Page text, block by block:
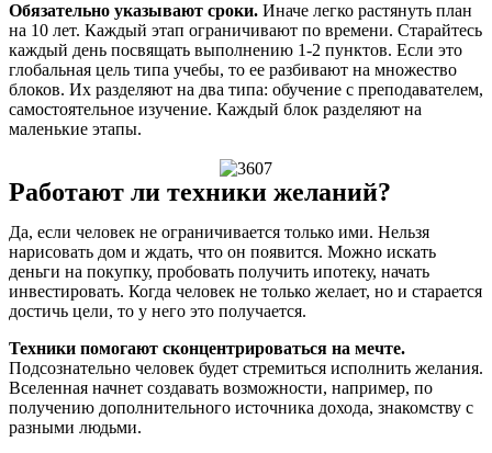
Обязательно указывают сроки. Иначе легко растянуть план
на 10 лет. Каждый этап ограничивают по времени. Старайтесь
каждый день посвящать выполнению 1-2 пунктов. Если это
глобальная цель типа учебы, то ее разбивают на множество
блоков. Их разделяют на два типа: обучение с преподавателем,
самостоятельное изучение. Каждый блок разделяют на
маленькие этапы.
Работают ли техники желаний?
Да, если человек не ограничивается только ими. Нельзя
нарисовать дом и ждать, что он появится. Можно искать
деньги на покупку, пробовать получить ипотеку, начать
инвестировать. Когда человек не только желает, но и старается
достичь цели, то у него это получается.
Техники помогают сконцентрироваться на мечте.
Подсознательно человек будет стремиться исполнить желания.
Вселенная начнет создавать возможности, например, по
получению дополнительного источника дохода, знакомству с
разными людьми.